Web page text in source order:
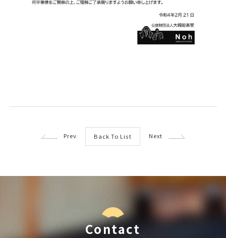
Prev Back To List Next
Contact